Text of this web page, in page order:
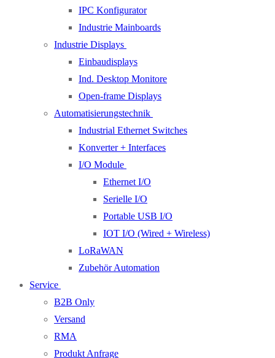
IPC Konfigurator
Industrie Mainboards
Industrie Displays
Einbaudisplays
Ind. Desktop Monitore
Open-frame Displays
Automatisierungstechnik
Industrial Ethernet Switches
Konverter + Interfaces
I/O Module
Ethernet I/O
Serielle I/O
Portable USB I/O
IOT I/O (Wired + Wireless)
LoRaWAN
Zubehör Automation
Service
B2B Only
Versand
RMA
Produkt Anfrage